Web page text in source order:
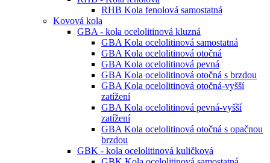
RHB Kola fenolová samostatná
Kovová kola
GBA - kola ocelolitinová kluzná
GBA Kola ocelolitinová samostatná
GBA Kola ocelolitinová otočná
GBA Kola ocelolitinová pevná
GBA Kola ocelolitinová otočná s brzdou
GBA Kola ocelolitinová otočná-vyšší
zatížení
GBA Kola ocelolitinová pevná-vyšší
zatížení
GBA Kola ocelolitinová otočná s opačnou
brzdou
GBK - kola ocelolitinová kuličková